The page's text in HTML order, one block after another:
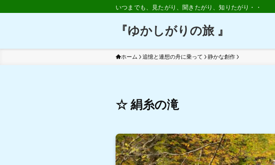
いつまでも、見たがり、聞きたがり、知りたがり・・
『ゆかしがりの旅 』
ホーム 追憶と連想の舟に乗って 静かな創作
☆ 絹糸の滝